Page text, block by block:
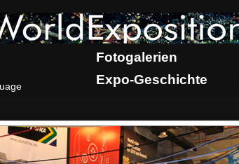
Fotogalerien
Expo-Geschichte